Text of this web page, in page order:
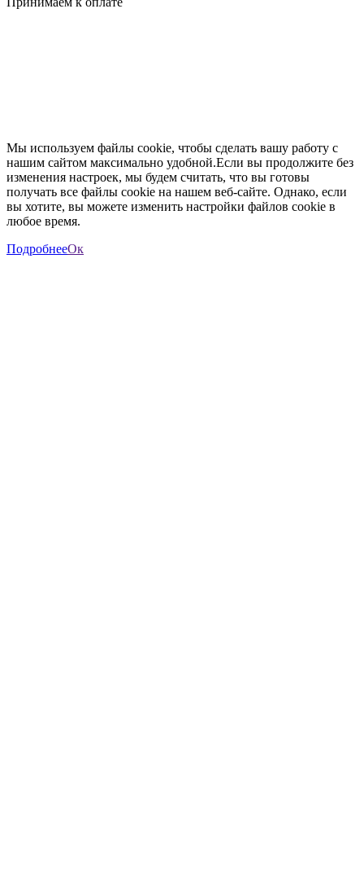
Мы используем файлы cookie, чтобы сделать вашу работу с
нашим сайтом максимально удобной.Если вы продолжите без
изменения настроек, мы будем считать, что вы готовы
получать все файлы cookie на нашем веб-сайте. Однако, если
вы хотите, вы можете изменить настройки файлов cookie в
любое время.
ПодробнееОк